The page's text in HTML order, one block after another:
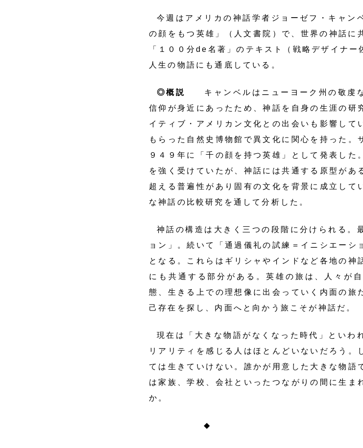
今週はアメリカの神話学者ジョーゼフ・キャン
の顔をもつ英雄」（人文書院）で、世界の神話に
「１００分de名著」のテキスト（戦略デザイナ
人生の物語にも通底している。
◎概説
キャンベルはニューヨーク州の敬虔
信仰が身近にあったため、神話を自身の生涯の研
イティブ・アメリカン文化との出会いも影響して
もらった自然史博物館で異文化に関心を持った。
９４９年に「千の顔を持つ英雄」として発表した
を強く受けていたが、神話には共通する原型があ
超える普遍性があり固有の文化を背景に成立して
な神話の比較研究を通して分析した。
神話の構造は大きく三つの段階に分けられる。
ョン」。続いて「通過儀礼の試練＝イニシエーシ
となる。これらはギリシャやインドなど各地の神
にも共通する部分がある。英雄の旅は、人々が
態、生きる上での理想像に出会っていく内面の旅
己存在を探し、内面へと向かう旅こそが神話だ。
現在は「大きな物語がなくなった時代」といわ
リアリティを感じる人はほとんどいないだろう。
ては生きていけない。誰かが用意した大きな物語
は家族、学校、会社といったつながりの間に生ま
か。
◆